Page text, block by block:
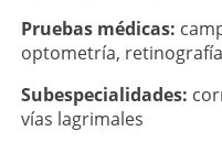
Pruebas médicas:
optometría, retinografía
Subespecialidades:
vías lagrimales